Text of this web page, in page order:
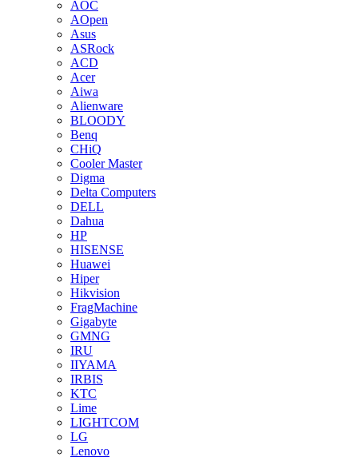
AOC
AOpen
Asus
ASRock
ACD
Acer
Aiwa
Alienware
BLOODY
Benq
CHiQ
Cooler Master
Digma
Delta Computers
DELL
Dahua
HP
HISENSE
Huawei
Hiper
Hikvision
FragMachine
Gigabyte
GMNG
IRU
IIYAMA
IRBIS
KTC
Lime
LIGHTCOM
LG
Lenovo